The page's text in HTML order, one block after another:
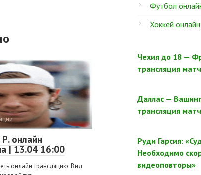
онлайн
| 13.04 16:00
онлайн трансляцию. Вид
Футбол
Хоккей
Чехия до 18 —
трансляция
Даллас —
трансляция
Руди Гарсия:
Необходимо
видеоповторы»